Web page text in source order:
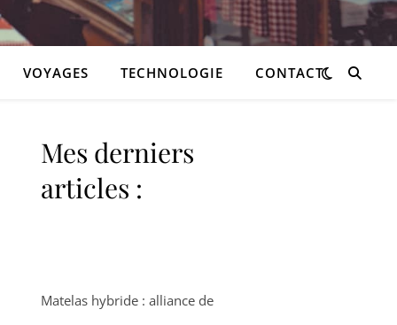
VOYAGES TECHNOLOGIE CONTACT
Mes derniers
articles :
Matelas hybride : alliance de